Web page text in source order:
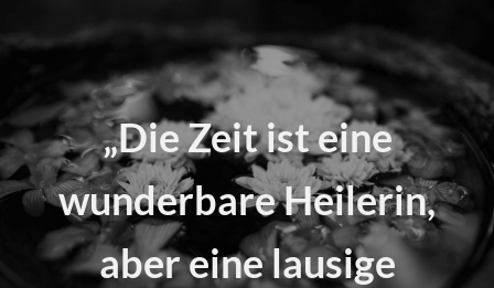
„Die Zeit ist eine
wunderbare Heilerin,
aber eine lausige